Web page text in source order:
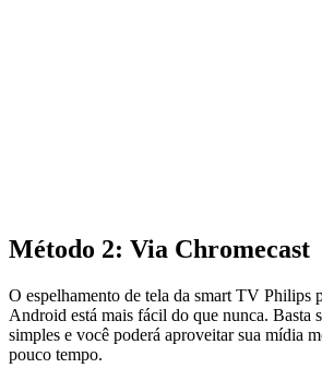
Método 2: Via Chromecast
O espelhamento de tela da smart TV Philips
Android está mais fácil do que nunca. Basta
simples e você poderá aproveitar sua mídia
pouco tempo.